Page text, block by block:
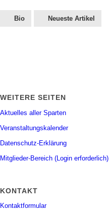
Bio Neueste Artikel
WEITERE SEITEN
Aktuelles aller Sparten
Veranstaltungskalender
Datenschutz-Erklärung
Mitglieder-Bereich (Login erforderlich)
KONTAKT
Kontaktformular